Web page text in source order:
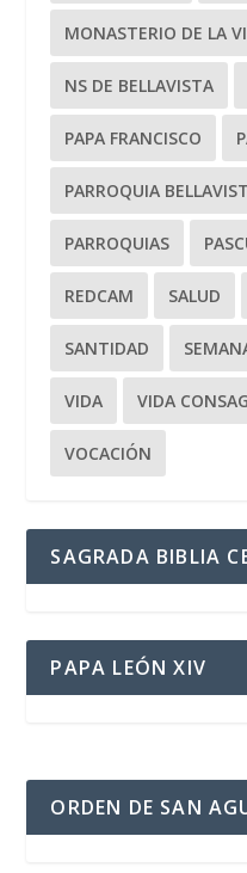
MONASTERIO DE LA
NS DE BELLAVISTA
PAPA FRANCISCO
PARROQUIA
PARROQUIAS
REDCAM SALUD
SANTIDAD
VIDA VIDA
VOCACIÓN
SAGRADA BIBLIA
PAPA LEÓN XIV
ORDEN DE SAN